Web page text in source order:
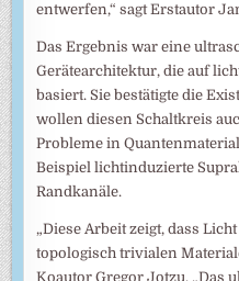
entwerfen,“ sagt Erstautor
Das Ergebnis war eine
Gerätearchitektur, die auf
basiert. Sie bestätigte die
wollen diesen Schaltkreis
Probleme in
Beispiel lichtinduzierte
Randkanäle.
„Diese Arbeit zeigt, dass
topologisch trivialen
Koautor Gregor Jotzu. „Das